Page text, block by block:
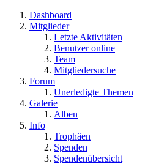
Dashboard
Mitglieder
Letzte Aktivitäten
Benutzer online
Team
Mitgliedersuche
Forum
Unerledigte Themen
Galerie
Alben
Info
Trophäen
Spenden
Spendenübersicht